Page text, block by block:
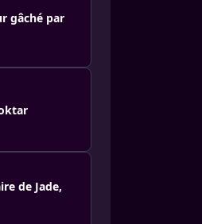
gâché par
de Jade,